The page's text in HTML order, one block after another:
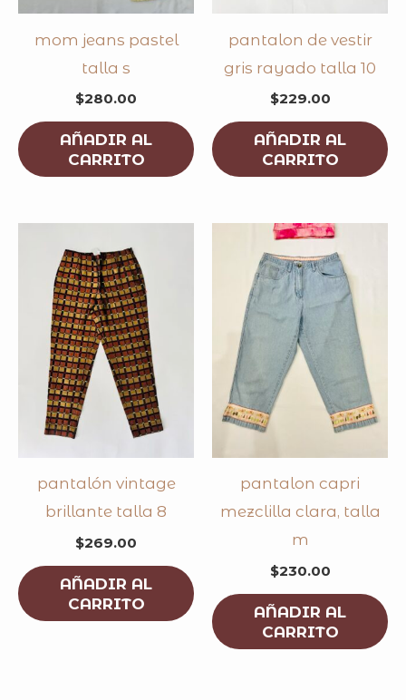
mom jeans pastel
talla s
$280.00
AÑADIR AL
CARRITO
pantalon de vestir
gris rayado talla 10
$229.00
AÑADIR AL
CARRITO
pantalón vintage
brillante talla 8
$269.00
AÑADIR AL
CARRITO
pantalon capri
mezclilla clara, talla
m
$230.00
AÑADIR AL
CARRITO